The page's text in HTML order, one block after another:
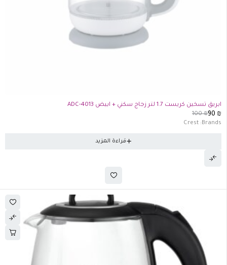
تفذت الكمية
ابريق تسخين كريست 1.7 لتر زجاج سكني + ابيض ADC-4013
100₪90
Brands:
Crest
قراءة المزيد